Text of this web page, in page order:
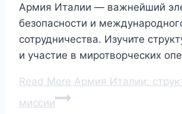
Армия Италии — важнейший
безопасности и
сотрудничества. Изучите
и участие в миротворческих
Read More Армия Италии:
миссии